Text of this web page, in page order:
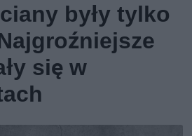
były tylko
się w